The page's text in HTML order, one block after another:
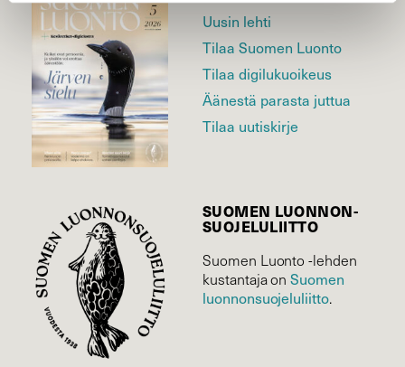
Uusin lehti
Tilaa Suomen Luonto
Tilaa digilukuoikeus
Äänestä parasta juttua
Tilaa uutiskirje
SUOMEN LUONNON­
SUOJELU­LIITTO
Suomen Luonto -lehden
kustantaja onSuomen
luonnonsuojelu­liitto.